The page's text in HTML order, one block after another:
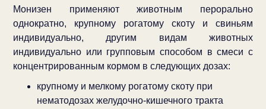
Монизен применяют животным перорально
однократно, крупному рогатому скоту и свиньям
индивидуально, другим видам животных
индивидуально или групповым способом в смеси с
концентрированным кормом в следующих дозах:
крупному и мелкому рогатому скоту при
нематодозах желудочно-кишечного тракта